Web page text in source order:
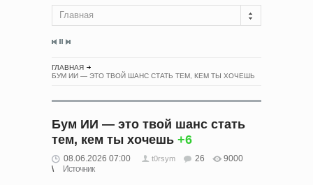
Главная
ГЛАВНАЯ
БУМ ИИ — ЭТО ТВОЙ ШАНС СТАТЬ ТЕМ, КЕМ ТЫ ХОЧЕШЬ
Бум ИИ — это твой шанс стать
тем, кем ты хочешь +6
08.06.2026 07:00 t0rsym 26
9000
Источник